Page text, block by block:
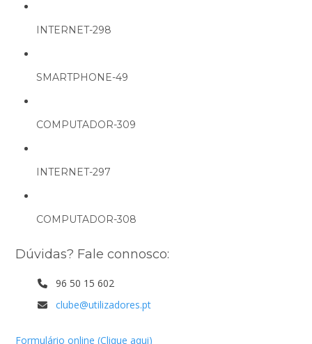
INTERNET-298
SMARTPHONE-49
COMPUTADOR-309
INTERNET-297
COMPUTADOR-308
Dúvidas? Fale connosco:
96 50 15 602
clube@utilizadores.pt
Formulário online (Clique aqui)